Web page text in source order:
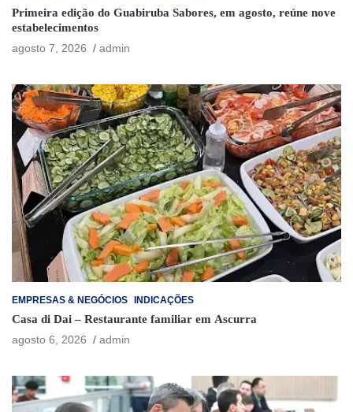
Primeira edição do Guabiruba Sabores, em agosto, reúne nove
estabelecimentos
agosto 7, 2026
admin
EMPRESAS & NEGÓCIOS INDICAÇÕES
Casa di Dai – Restaurante familiar em Ascurra
agosto 6, 2026
admin